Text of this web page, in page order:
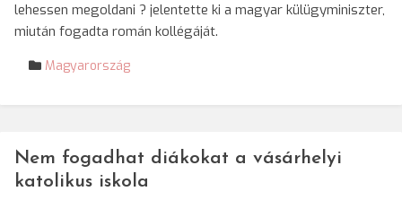
lehessen megoldani ? jelentette ki a magyar külügyminiszter,
miután fogadta román kollégáját.
Magyarország
Nem fogadhat diákokat a vásárhelyi
katolikus iskola